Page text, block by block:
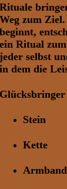
Rituale
Weg zum
beginnt,
ein Ritual
jeder selbst
in dem die
Glücksbringer
Stein
Kette
Armband